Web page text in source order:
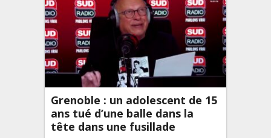
Grenoble : un adolescent de 15
ans tué d’une balle dans la
tête dans une fusillade